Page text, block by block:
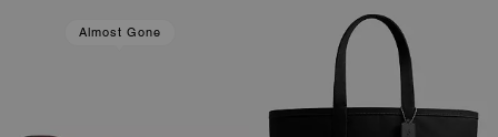
Almost Gone